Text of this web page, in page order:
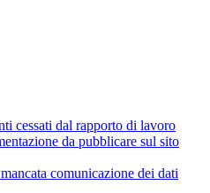
cessati dal rapporto di lavoro
da pubblicare sul sito
comunicazione dei dati